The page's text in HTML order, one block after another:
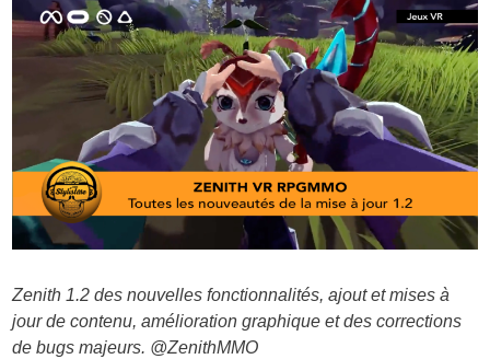
Zenith 1.2 des nouvelles fonctionnalités, ajout et mises à
jour de contenu, amélioration graphique et des corrections
de bugs majeurs. @ZenithMMO